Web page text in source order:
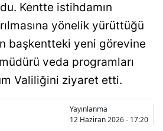
Bingöl
Bitlis
Burdur
Kentte istihdamın
yönelik yürüttüğü
başkentteki yeni görevine
veda programları
Valiliğini ziyaret etti.
Yayınlanma
12 Haziran 2026 - 17:20